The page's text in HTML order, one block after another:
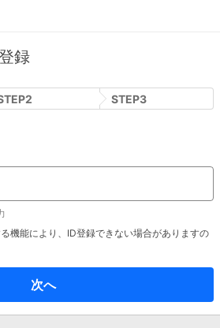
録
2 STEP3
機能により、ID登録できない場合がありますの
次へ